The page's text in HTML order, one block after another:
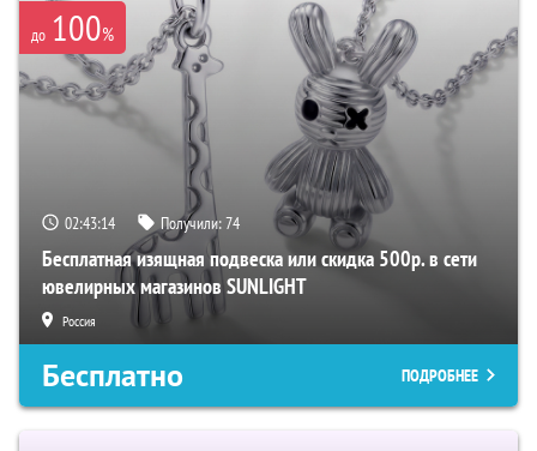
до 100%
02:43:14 Получили:74
Бесплатная изящная подвеска или скидка 500р. в сети
ювелирных магазинов SUNLIGHT
Россия
Бесплатно ПОДРОБНЕЕ